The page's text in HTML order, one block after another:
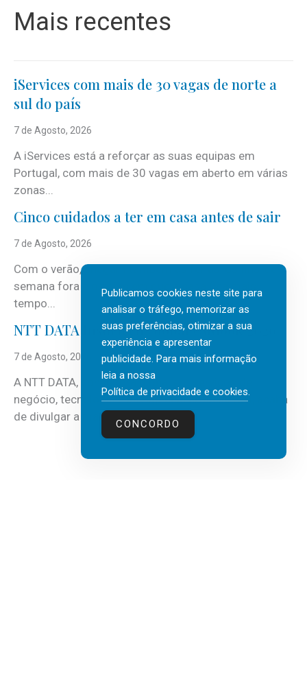
Mais recentes
iServices com mais de 30 vagas de norte a
sul do país
7 de Agosto, 2026
A iServices está a reforçar as suas equipas em
Portugal, com mais de 30 vagas em aberto em várias
zonas...
Cinco cuidados a ter em casa antes de sair
7 de Agosto, 2026
Com o verão, chegam também as férias, os fins-de-
semana fora e os dias em que a casa fica mais
tempo...
NTT DATA Insurtech Global Outlook 2026
7 de Agosto, 2026
A NTT DATA, consultora global em serviços de
negócio, tecnologia e inteligência artificial (IA), acaba
de divulgar a mais recente...
Publicamos cookies neste site para
analisar o tráfego, memorizar as
suas preferências, otimizar a sua
experiência e apresentar
publicidade. Para mais informação
leia a nossa
Política de privacidade e cookies.
CONCORDO